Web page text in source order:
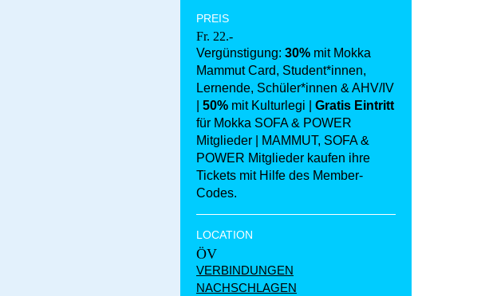
PREIS
Fr. 22.-
Vergünstigung: 30% mit Mokka
Mammut Card, Student*innen,
Lernende, Schüler*innen & AHV/IV
50% mit Kulturlegi | Gratis Eintritt
für Mokka SOFA & POWER
Mitglieder | MAMMUT, SOFA &
POWER Mitglieder kaufen ihre
Tickets mit Hilfe des Member-
Codes.
LOCATION
ÖV
VERBINDUNGEN
NACHSCHLAGEN